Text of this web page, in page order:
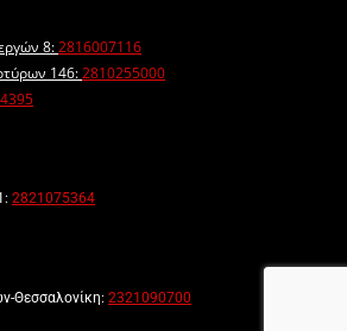
8:2816007116
146:2810255000
2821075364
Θεσσαλονίκη: 2321090700